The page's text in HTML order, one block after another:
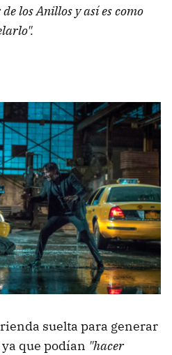
los Anillos y así es como
suelta para generar
que podían "hacer